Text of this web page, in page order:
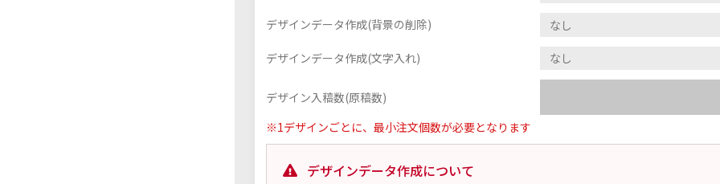
デザインデータ作成(背景の削除)
デザインデータ作成(文字入れ)
デザイン入稿数(原稿数)
※1デザインごとに、最小注文個数が必要となります
デザインデータ作成について